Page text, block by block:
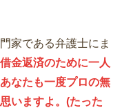
家である弁護士にま
借金返済のために一人
なたも一度プロの無
いますよ。(たった